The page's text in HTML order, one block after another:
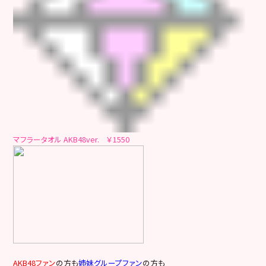
マフラータオル AKB48ver. ￥1550
AKB48ファンの方も姉妹グループファンの方も